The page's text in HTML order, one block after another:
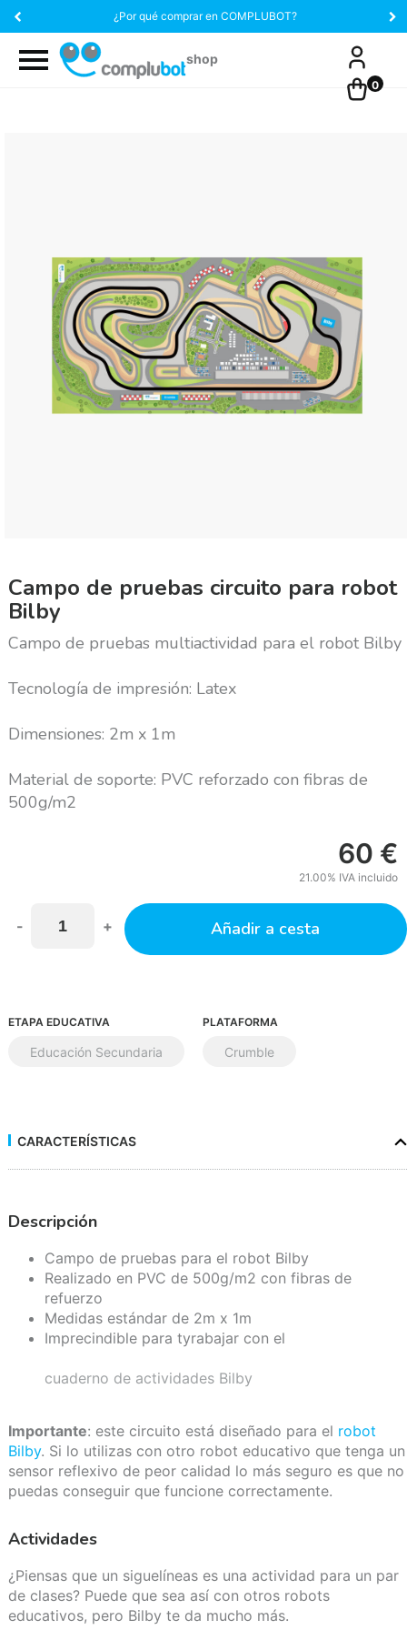
¿Por qué comprar en COMPLUBOT?
0
Campo de pruebas circuito para robot
Bilby
Campo de pruebas multiactividad para el robot Bilby
Tecnología de impresión: Latex
Dimensiones: 2m x 1m
Material de soporte: PVC reforzado con fibras de
500g/m2
60 €
21.00% IVA incluido
- + Añadir a cesta
ETAPA EDUCATIVA
Educación Secundaria
PLATAFORMA
Crumble
CARACTERÍSTICAS
Descripción
Campo de pruebas para el robot Bilby
Realizado en PVC de 500g/m2 con fibras de
refuerzo
Medidas estándar de 2m x 1m
Imprecindible para tyrabajar con el
cuaderno de actividades Bilby
Importante: este circuito está diseñado para el robot
Bilby. Si lo utilizas con otro robot educativo que tenga un
sensor reflexivo de peor calidad lo más seguro es que no
puedas conseguir que funcione correctamente.
Actividades
¿Piensas que un siguelíneas es una actividad para un par
de clases? Puede que sea así con otros robots
educativos, pero Bilby te da mucho más.